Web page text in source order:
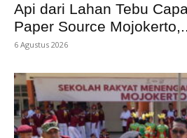
Api dari Lahan Tebu
Paper Source
6 Agustus 2026